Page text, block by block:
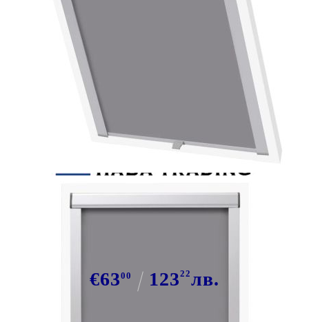
Сподели
Затъмняващи ролетни щори, сиви,
€6300 12322лв.